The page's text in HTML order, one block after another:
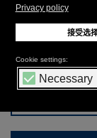
• 功耗TF X5
• 功耗TF X5